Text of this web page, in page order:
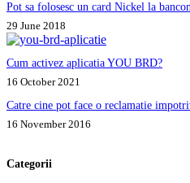
Pot sa folosesc un card Nickel la
29 June 2018
Cum activez aplicatia YOU BRD?
16 October 2021
Catre cine pot face o reclamatie
16 November 2016
Categorii